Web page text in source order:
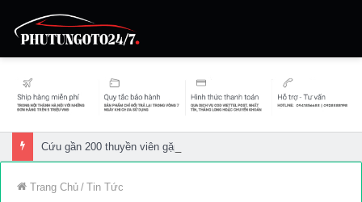
Cứu gần 200 thuyền viên gặp sự cố trên biển
Trang Chủ / Tin Tức